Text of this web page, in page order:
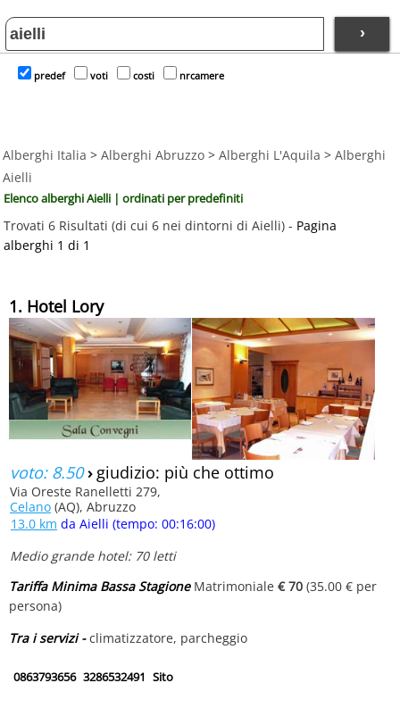
›
predef voti costi nrcamere
Alberghi Italia > Alberghi Abruzzo > Alberghi L'Aquila > Alberghi
Aielli
Elenco alberghi Aielli | ordinati per predefiniti
Trovati 6 Risultati (di cui 6 nei dintorni di Aielli) - Pagina
alberghi 1 di 1
1. Hotel Lory
voto: 8.50› giudizio: più che ottimo
Via Oreste Ranelletti 279,
Celano (AQ), Abruzzo
13.0 km da Aielli (tempo: 00:16:00)
Medio grande hotel: 70 letti
Tariffa Minima Bassa StagioneMatrimoniale € 70 (35.00 € per
persona)
Tra i servizi -climatizzatore, parcheggio
0863793656 3286532491 Sito